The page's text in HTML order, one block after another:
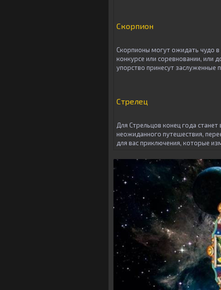
Скорпион
Скорпионы могут ожидать чудо
конкурсе или соревновании, или
упорство принесут заслуженные
Стрелец
Для Стрельцов конец года
неожиданного путешествия,
для вас приключения, которые